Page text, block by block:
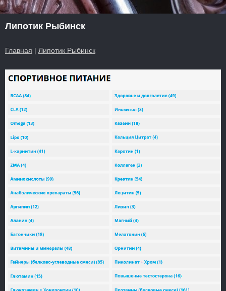
Липотик Рыбинск
Главная | Липотик Рыбинск